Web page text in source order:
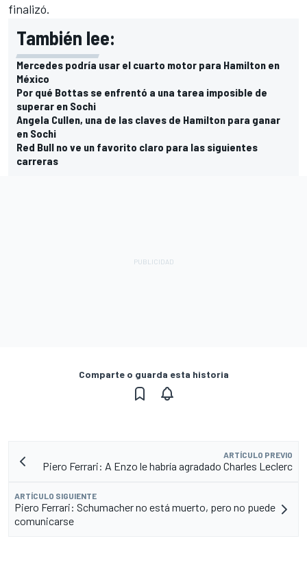
finalizó.
También lee:
Mercedes podría usar el cuarto motor para Hamilton en
México
Por qué Bottas se enfrentó a una tarea imposible de
superar en Sochi
Angela Cullen, una de las claves de Hamilton para ganar
en Sochi
Red Bull no ve un favorito claro para las siguientes
carreras
Comparte o guarda esta historia
ARTÍCULO PREVIO
Piero Ferrari: A Enzo le habría agradado Charles Leclerc
ARTÍCULO SIGUIENTE
Piero Ferrari: Schumacher no está muerto, pero no puede
comunicarse